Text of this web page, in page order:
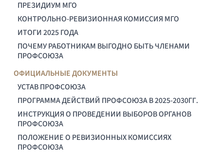
ПРЕЗИДИУМ МГО
КОНТРОЛЬНО-РЕВИЗИОННАЯ КОМИССИЯ МГО
ИТОГИ 2025 ГОДА
ПОЧЕМУ РАБОТНИКАМ ВЫГОДНО БЫТЬ ЧЛЕНАМИ
ПРОФСОЮЗА
ОФИЦИАЛЬНЫЕ ДОКУМЕНТЫ
УСТАВ ПРОФСОЮЗА
ПРОГРАММА ДЕЙСТВИЙ ПРОФСОЮЗА В 2025-2030ГГ.
ИНСТРУКЦИЯ О ПРОВЕДЕНИИ ВЫБОРОВ ОРГАНОВ
ПРОФСОЮЗА
ПОЛОЖЕНИЕ О РЕВИЗИОННЫХ КОМИССИЯХ
ПРОФСОЮЗА